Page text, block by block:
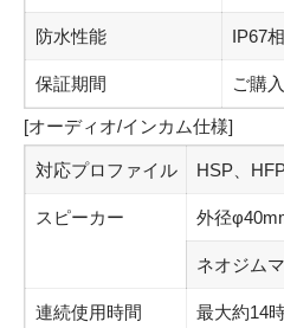
防水性能 IP67
保証期間 ご購
[オーディオ/インカム仕様]
対応プロファイル HSP、
スピーカー 外径
ネオジム
連続使用時間 最大約14